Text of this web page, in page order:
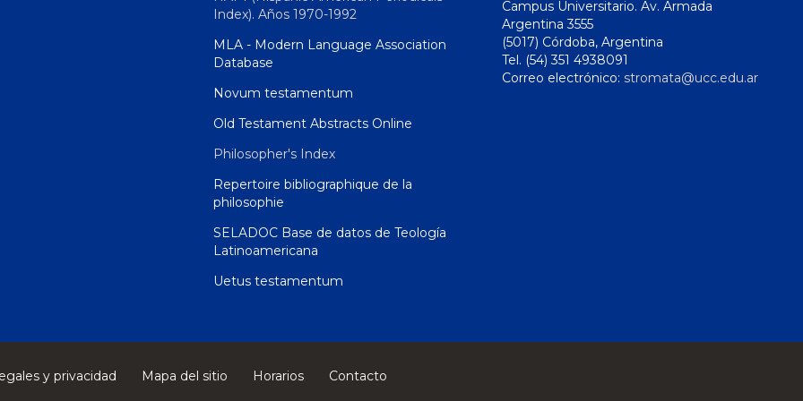
Index). Años 1970-1992
MLA - Modern Language Association
Database
Novum testamentum
Old Testament Abstracts Online
Philosopher's Index
Repertoire bibliographique de la
philosophie
SELADOC Base de datos de Teología
Latinoamericana
Uetus testamentum
Campus Universitario. Av. Armada
Argentina 3555
(5017) Córdoba, Argentina
Tel. (54) 351 4938091
Correo electrónico: stromata@ucc.edu.ar
y privacidad Mapa del sitio Horarios
Contacto